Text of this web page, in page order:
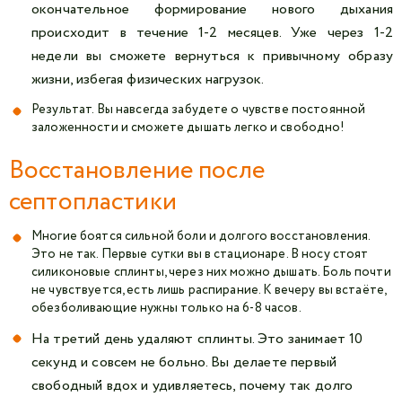
окончательное формирование нового дыхания
происходит в течение 1-2 месяцев. Уже через 1-2
недели вы сможете вернуться к привычному образу
жизни, избегая физических нагрузок.
Результат. Вы навсегда забудете о чувстве постоянной
заложенности и сможете дышать легко и свободно!
Восстановление после
септопластики
Многие боятся сильной боли и долгого восстановления.
Это не так. Первые сутки вы в стационаре. В носу стоят
силиконовые сплинты, через них можно дышать. Боль почти
не чувствуется, есть лишь распирание. К вечеру вы встаёте,
обезболивающие нужны только на 6‑8 часов.
На третий день удаляют сплинты. Это занимает 10
секунд и совсем не больно. Вы делаете первый
свободный вдох и удивляетесь, почему так долго